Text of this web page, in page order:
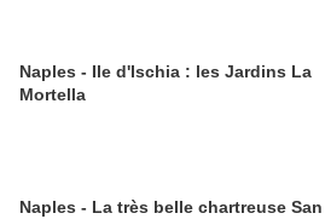
Naples - Ile d'Ischia : les Jardins La
Mortella
Naples - La très belle chartreuse San